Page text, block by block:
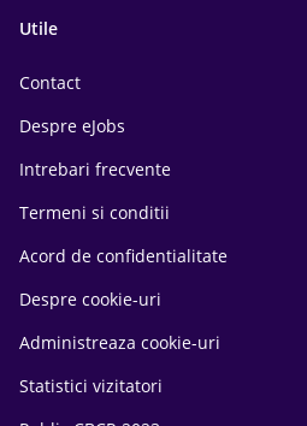
Utile
Contact
Despre eJobs
Intrebari frecvente
Termeni si conditii
Acord de confidentialitate
Despre cookie-uri
Administreaza cookie-uri
Statistici vizitatori